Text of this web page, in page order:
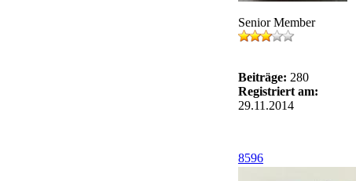
Senior Member
Beiträge: 280
Registriert am:
29.11.2014
8596